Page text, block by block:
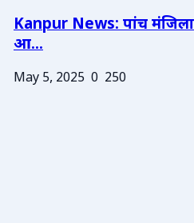
Kanpur News: पांच
आ...
May 5, 2025 0 250